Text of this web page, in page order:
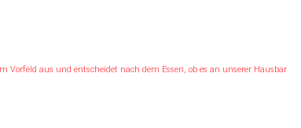
Vorfeld aus und entscheidet nach dem Essen, ob es an unserer Hausbar